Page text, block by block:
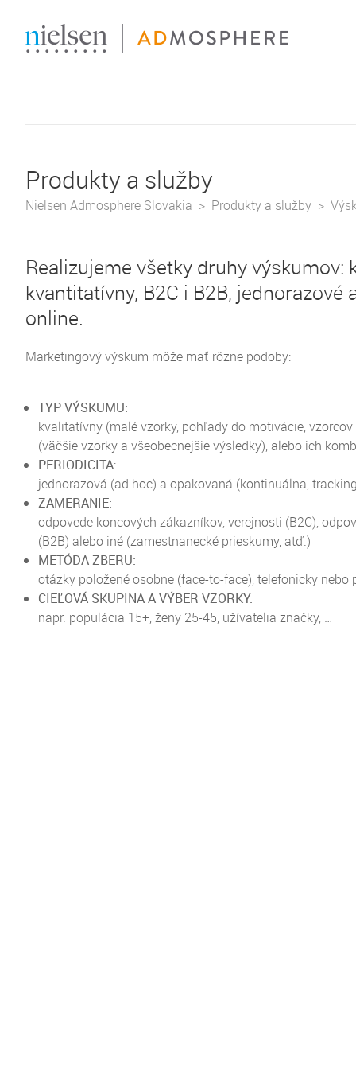
Produkty a služby
Nielsen Admosphere Slovakia Produkty a služby
Realizujeme všetky druhy výskumov:
kvantitatívny, B2C i B2B, jednorazové
online.
Marketingový výskum môže mať rôzne podoby:
TYP VÝSKUMU:
kvalitatívny (malé vzorky, pohľady do motivácie,
(väčšie vzorky a všeobecnejšie výsledky), alebo ich
PERIODICITA:
jednorazová (ad hoc) a opakovaná (kontinuálna,
ZAMERANIE:
odpovede koncových zákazníkov, verejnosti (B2C),
(B2B) alebo iné (zamestnanecké prieskumy, atď.)
METÓDA ZBERU:
otázky položené osobne (face-to-face), telefonicky
CIEĽOVÁ SKUPINA A VÝBER VZORKY:
napr. populácia 15+, ženy 25-45, užívatelia značky, …